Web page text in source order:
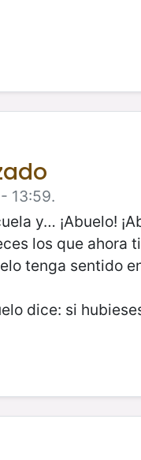
13:59.
y… ¡Abuelo!
los que ahora
tenga sentido
dice: si